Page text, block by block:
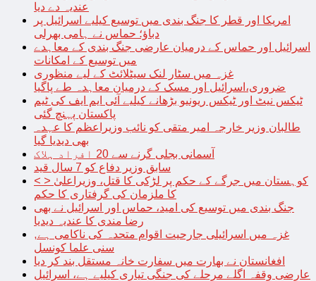
عندیہ دے دیا
امریکا اور قطر کا جنگ بندی میں توسیع کیلیے اسرائیل پر
دباؤ؛ حماس نے ہامی بھرلی
اسرائیل اور حماس کے درمیان عارضی جنگ بندی کے معاہدے
میں توسیع کے امکانات
غزہ میں سٹار لنک سیٹلائٹ کے لیے منظوری
ضروری،اسرائیل اور مسک کے درمیان معاہدہ طے پاگیا
ٹیکس نیٹ اور ٹیکس ریونیو بڑھانے کیلیے آئی ایم ایف کی ٹیم
پاکستان پہنچ گئی
طالبان وزیر خارجہ امیر متقی کو نائب وزیراعظم کا عہدہ
بھی دیدیا گیا
آسمانی بجلی گرنے سے 20 افراد ہلاک
سابق وزیر دفاع کو 7 سال قید
< > کوہستان میں جرگے کے حکم پر لڑکی کا قتل، وزیراعلیٰ
کا ملزمان کی گرفتاری کا حکم
جنگ بندی میں توسیع کی امید، حماس اور اسرائیل نے بھی
رضا مندی کا عندیہ دیدیا
غزہ میں اسرائیلی جارحیت اقوام متحدہ کی ناکامی ہے,
سنی علما کونسل
افغانستان نے بھارت میں سفارت خانہ مستقل بند کر دیا
عارضی وقفہ اگلے مرحلے کی جنگی تیاری کیلیے ہے، اسرائیل